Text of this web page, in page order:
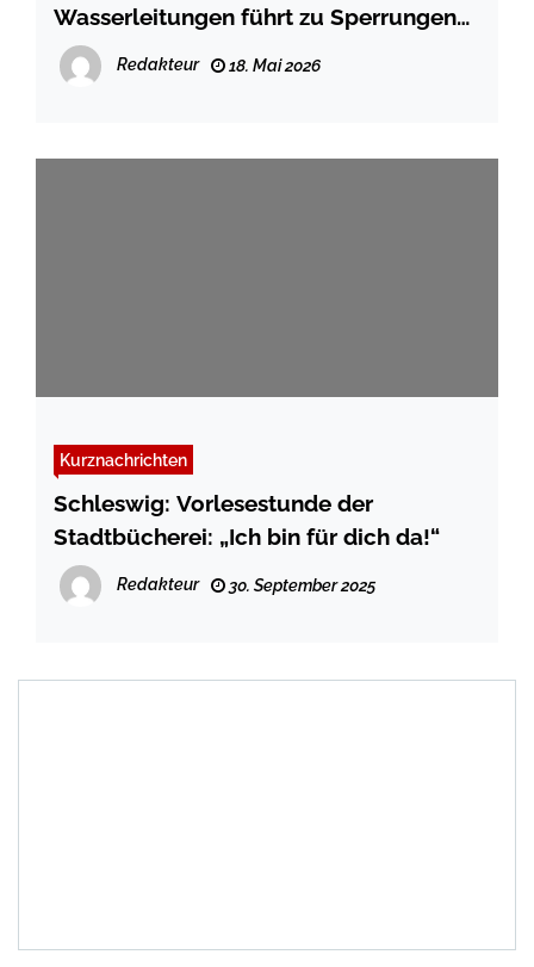
Wasserleitungen führt zu Sperrungen
in Michaelisstraße und Reiferbahn
Redakteur 18. Mai 2026
Kurznachrichten
Schleswig: Vorlesestunde der
Stadtbücherei: „Ich bin für dich da!“
Redakteur 30. September 2025